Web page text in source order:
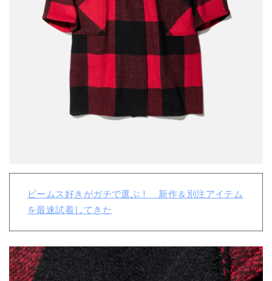
ビームス好きがガチで選ぶ！ 新作＆別注アイテム
を最速試着してきた